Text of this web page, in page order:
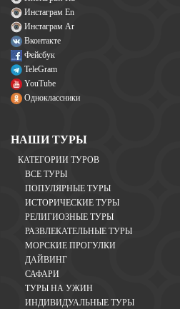
Инстаграм En
Инстаграм Ar
Вконтакте
Фейсбук
TeleGram
YouTube
Одноклассники
НАШИ ТУРЫ
КАТЕГОРИИ ТУРОВ
ВСЕ ТУРЫ
ПОПУЛЯРНЫЕ ТУРЫ
ИСТОРИЧЕСКИЕ ТУРЫ
РЕЛИГИОЗНЫЕ ТУРЫ
РАЗВЛЕКАТЕЛЬНЫЕ ТУРЫ
МОРСКИЕ ПРОГУЛКИ
ДАЙВИНГ
САФАРИ
ТУРЫ НА УЖИН
ИНДИВИДУАЛЬНЫЕ ТУРЫ